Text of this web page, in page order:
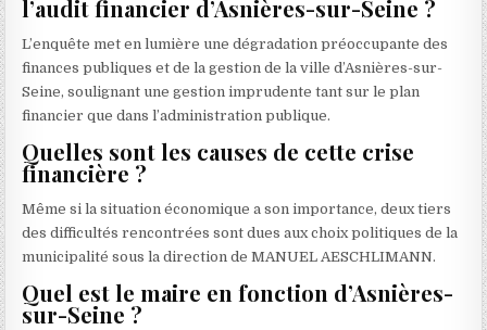
l’audit financier d’Asnières-sur-Seine ?
L’enquête met en lumière une dégradation préoccupante des
finances publiques et de la gestion de la ville d’Asnières-sur-
Seine, soulignant une gestion imprudente tant sur le plan
financier que dans l’administration publique.
Quelles sont les causes de cette crise
financière ?
Même si la situation économique a son importance, deux tiers
des difficultés rencontrées sont dues aux choix politiques de la
municipalité sous la direction de MANUEL AESCHLIMANN.
Quel est le maire en fonction d’Asnières-
sur-Seine ?